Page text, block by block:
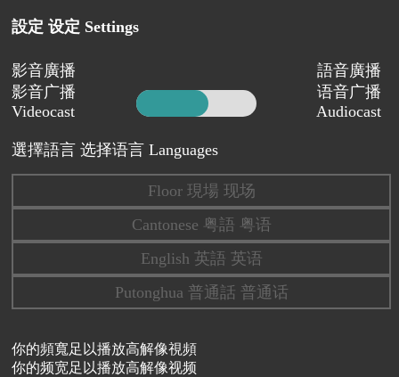
設定 设定 Settings
影音廣播
影音广播
Videocast
語音廣播
语音广播
Audiocast
選擇語言 选择语言 Languages
Floor 現場 现场
Cantonese 粤語 粤语
English 英語 英语
Putonghua 普通話 普通话
你的頻寬足以播放高解像視頻
你的频宽足以播放高解像视频